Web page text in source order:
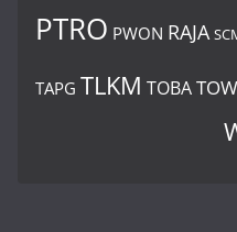
PTRO PWON RAJA
TAPG TLKM TOBA